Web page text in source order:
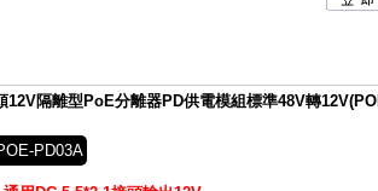
12V隔離型PoE分離器PD供電模組標準48V轉
PD03A